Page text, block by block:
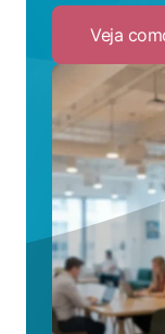
Veja